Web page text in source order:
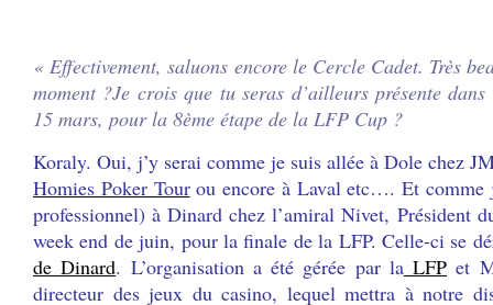
« Effectivement, saluons encore le Cercle Cadet. Très
moment ?Je crois que tu seras d’ailleurs présente
15 mars, pour la 8ème étape de la LFP Cup ?
Koraly. Oui, j’y serai comme je suis allée à Dole chez
Homies Poker Tourou encore à Laval etc…. Et comme
professionnel) à Dinard chez l’amiral Nivet, Président
week end de juin, pour la finale de la LFP. Celle-ci se
de Dinard. L’organisation a été gérée par laLFP et
directeur des jeux du casino, lequel mettra à notre